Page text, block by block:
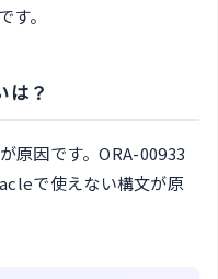
。
は？
原因です。ORA-00933
で使えない構文が原